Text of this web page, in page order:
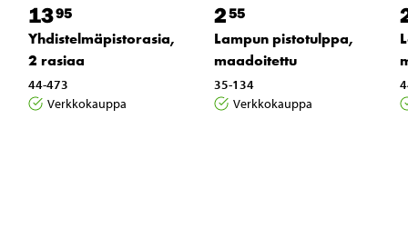
1395
Yhdistelmäpistorasia,
2 rasiaa
44-473
Verkkokauppa
255
Lampun pistotulppa,
maadoitettu
35-134
Verkkokauppa